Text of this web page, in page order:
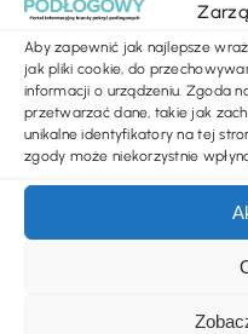
Aby zapewnić jak najlepsze
jak pliki cookie, do
informacji o urządzeniu. Zgoda
przetwarzać dane, takie jak
unikalne identyfikatory na tej
zgody może niekorzystnie
Konkurs
Listwy podłogowe
LVT
Nowości
Obiekty handlowe